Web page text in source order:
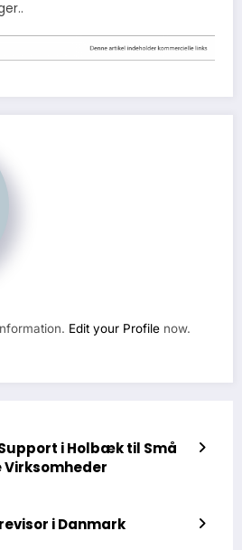
Edit your Profile now.
i Holbæk til Små
i Danmark